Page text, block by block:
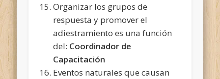
Organizar los grupos de
respuesta y promover el
adiestramiento es una función
del: Coordinador de
Capacitación
Eventos naturales que causan